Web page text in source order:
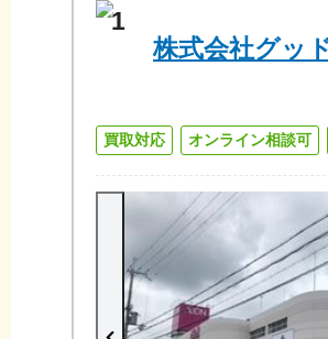
1
株式会社グッ
買取対応 オンライン相談可